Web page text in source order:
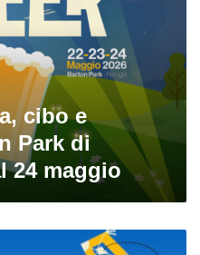
cibo e
Park di
24 maggio